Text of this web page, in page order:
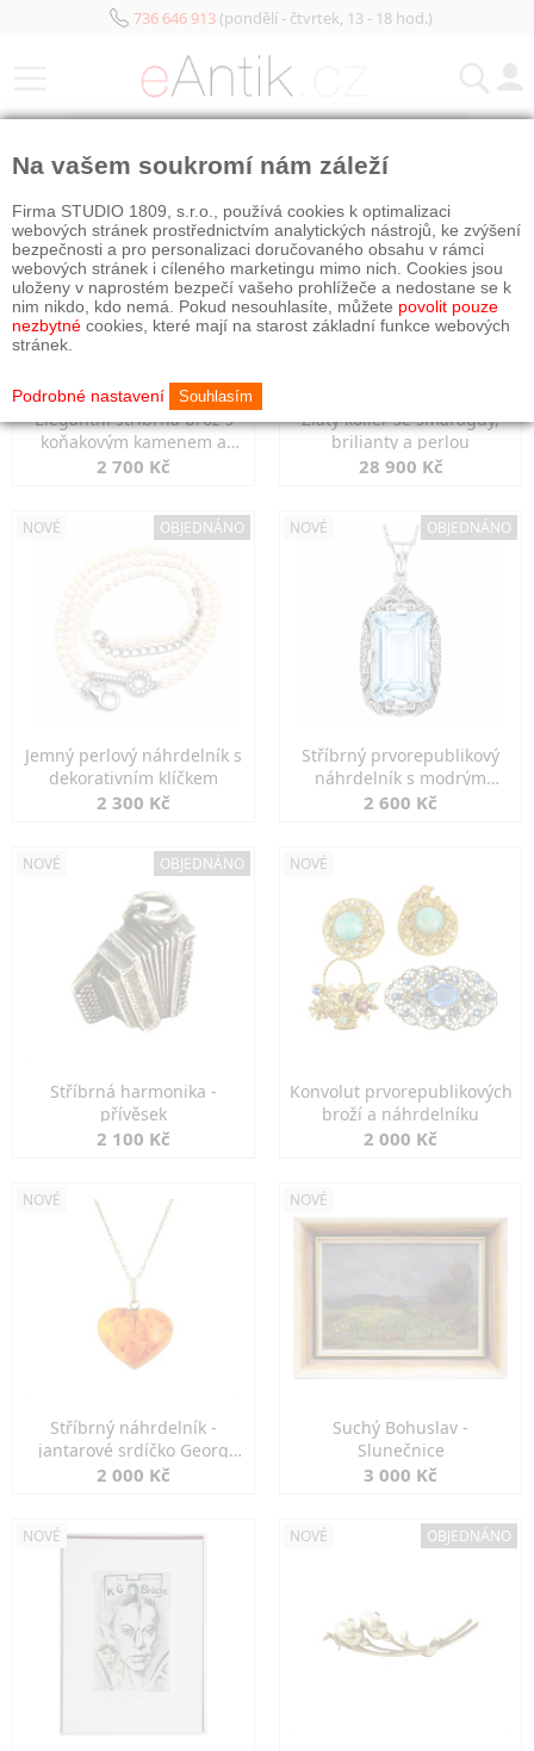
736 646 913(pondělí - čtvrtek, 13 - 18 hod.)
Elegantní stříbrná brož s
koňakovým kamenem a
markazity
2 700 Kč
Zlatý kolier se smaragdy,
brilianty a perlou
28 900 Kč
NOVÉ OBJEDNÁNO
Jemný perlový náhrdelník s
dekorativním klíčkem
2 300 Kč
NOVÉ OBJEDNÁNO
Stříbrný prvorepublikový
náhrdelník s modrým
spinelem
2 600 Kč
NOVÉ OBJEDNÁNO
Stříbrná harmonika -
přívěsek
2 100 Kč
NOVÉ
Konvolut prvorepublikových
broží a náhrdelníku
2 000 Kč
NOVÉ
Stříbrný náhrdelník -
jantarové srdíčko Georg
Kramer
2 000 Kč
NOVÉ
Suchý Bohuslav -
Slunečnice
3 000 Kč
NOVÉ NOVÉ OBJEDNÁNO
Na vašem soukromí nám záleží
Firma STUDIO 1809, s.r.o., používá cookies k optimalizaci
webových stránek prostřednictvím analytických nástrojů, ke zvýšení
bezpečnosti a pro personalizaci doručovaného obsahu v rámci
webových stránek i cíleného marketingu mimo nich. Cookies jsou
uloženy v naprostém bezpečí vašeho prohlížeče a nedostane se k
nim nikdo, kdo nemá. Pokud nesouhlasíte, můžete povolit pouze
nezbytné cookies, které mají na starost základní funkce webových
stránek.
Podrobné nastavení Souhlasím